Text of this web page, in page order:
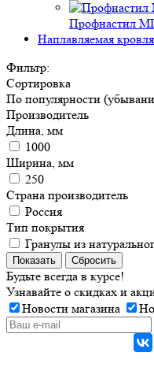
Профнастил
Наплавляемая
Фильтр:
Сортировка
По популярности
Производитель
Длина, мм
1000
Ширина, мм
250
Страна производитель
Россия
Тип покрытия
Гранулы из
Показать Сбросить
Будьте всегда в курсе!
Узнавайте о скидках и
Новости магазина